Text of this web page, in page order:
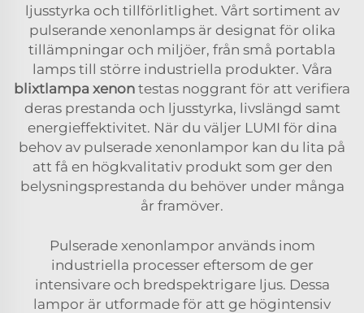
ljusstyrka och tillförlitlighet. Vårt sortiment av
pulserande xenonlamps är designat för olika
tillämpningar och miljöer, från små portabla
lamps till större industriella produkter. Våra
blixtlampa xenon testas noggrant för att verifiera
deras prestanda och ljusstyrka, livslängd samt
energieffektivitet. När du väljer LUMI för dina
behov av pulserade xenonlampor kan du lita på
att få en högkvalitativ produkt som ger den
belysningsprestanda du behöver under många
år framöver.
Pulserade xenonlampor används inom
industriella processer eftersom de ger
intensivare och bredspektrigare ljus. Dessa
lampor är utformade för att ge högintensiv